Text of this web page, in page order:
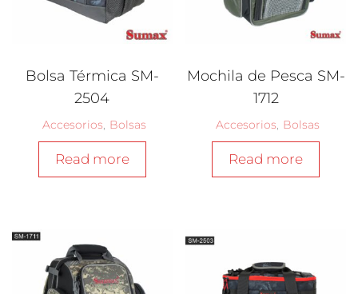
Bolsa Térmica SM-
2504
Accesorios Bolsas
Read more
Mochila de Pesca SM-
1712
Accesorios Bolsas
Read more